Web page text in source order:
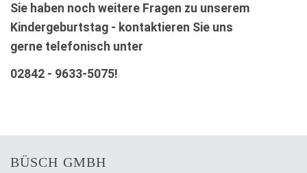
Sie haben noch weitere Fragen zu unserem
Kindergeburtstag - kontaktieren Sie uns
gerne telefonisch unter
02842 - 9633-5075!
BÜSCH GMBH